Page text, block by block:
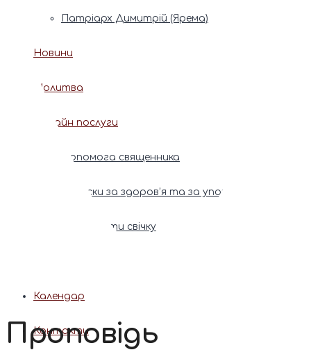
Патріарх Димитрій (Ярема)
Новини
Молитва
Онлайн послуги
Допомога священника
Записки за здоров’я та за упокій
Поставити свічку
Календар
Контакти
Проповідь